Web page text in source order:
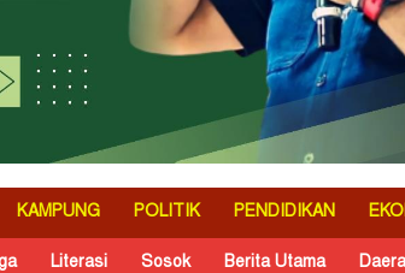
KAMPUNG POLITIK PENDIDIKAN
Literasi Sosok Berita Utama